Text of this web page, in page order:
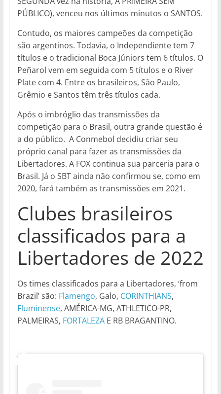
PÚBLICO), venceu nos últimos minutos o SANTOS.
Contudo, os maiores campeões da competição
são argentinos. Todavia, o Independiente tem 7
títulos e o tradicional Boca Júniors tem 6 títulos. O
Peñarol vem em seguida com 5 títulos e o River
Plate com 4. Entre os brasileiros, São Paulo,
Grêmio e Santos têm três títulos cada.
Após o imbróglio das transmissões da
competição para o Brasil, outra grande questão é
a do público. A Conmebol decidiu criar seu
próprio canal para fazer as transmissões da
Libertadores. A FOX continua sua parceria para o
Brasil. Já o SBT ainda não confirmou se, como em
2020, fará também as transmissões em 2021.
Clubes brasileiros
classificados para a
Libertadores de 2022
Os times classificados para a Libertadores, ‘from
Brazil’ são: Flamengo, Galo, CORINTHIANS,
Fluminense, AMÉRICA-MG, ATHLETICO-PR,
PALMEIRAS, FORTALEZAE RB BRAGANTINO.